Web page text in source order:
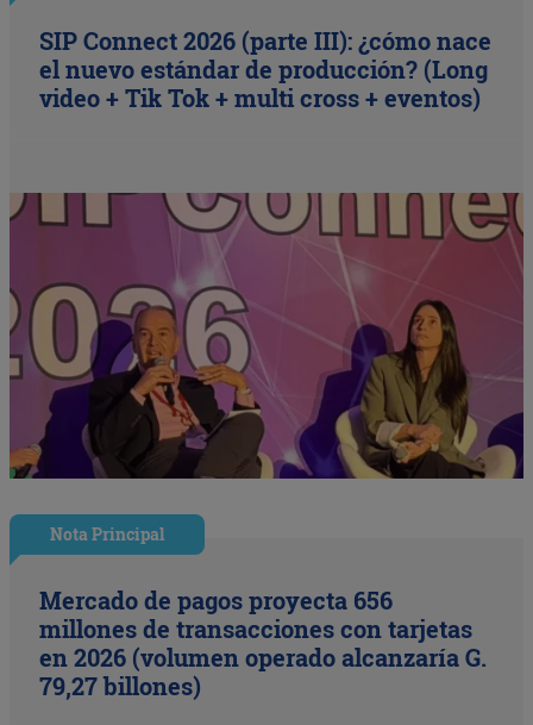
SIP Connect 2026 (parte III): ¿cómo nace
el nuevo estándar de producción? (Long
video + Tik Tok + multi cross + eventos)
Nota Principal
Mercado de pagos proyecta 656
millones de transacciones con tarjetas
en 2026 (volumen operado alcanzaría G.
79,27 billones)